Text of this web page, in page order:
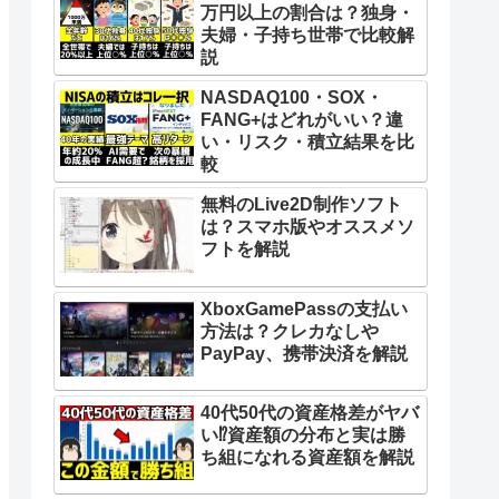
万円以上の割合は？独身・
夫婦・子持ち世帯で比較解
説
NASDAQ100・SOX・
FANG+はどれがいい？違
い・リスク・積立結果を比
較
無料のLive2D制作ソフト
は？スマホ版やオススメソ
フトを解説
XboxGamePassの支払い
方法は？クレカなしや
PayPay、携帯決済を解説
40代50代の資産格差がヤバ
い⁉︎資産額の分布と実は勝
ち組になれる資産額を解説